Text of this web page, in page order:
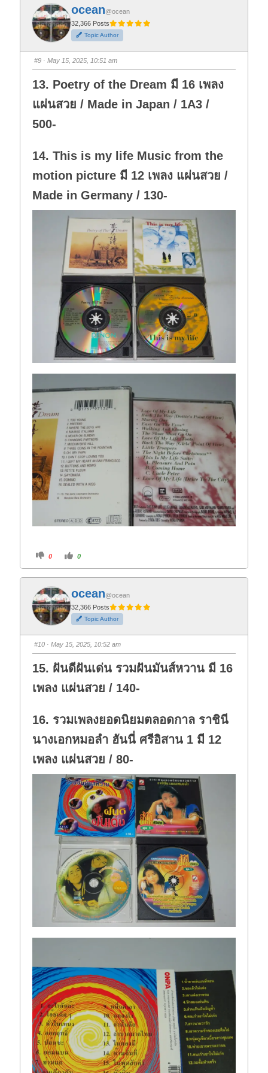
f
o
r
t
h
u
m
d
o
n
.
o
r
t
h
u
m
u
p
ocean@ocean
32,366 Posts
Topic Author
#9 · May 15, 2025, 10:51 am
13. Poetry of the Dream มี 16 เพลง
แผ่นสวย / Made in Japan / 1A3 /
500-
14. This is my life Music from the
motion picture มี 12 เพลง แผ่นสวย /
Made in Germany / 130-
C
i
k
f
o
r
t
h
u
m
d
o
n
.
0
C
i
k
o
r
t
h
u
m
u
p
0
ocean@ocean
32,366 Posts
Topic Author
#10 · May 15, 2025, 10:52 am
15. ฝันดีฝันเด่น รวมฝันมันส์หวาน มี 16
เพลง แผ่นสวย / 140-
16. รวมเพลงยอดนิยมตลอดกาล ราชินี
นางเอกหมอลำ ฮันนี่ ศรีอิสาน 1 มี 12
เพลง แผ่นสวย / 80-